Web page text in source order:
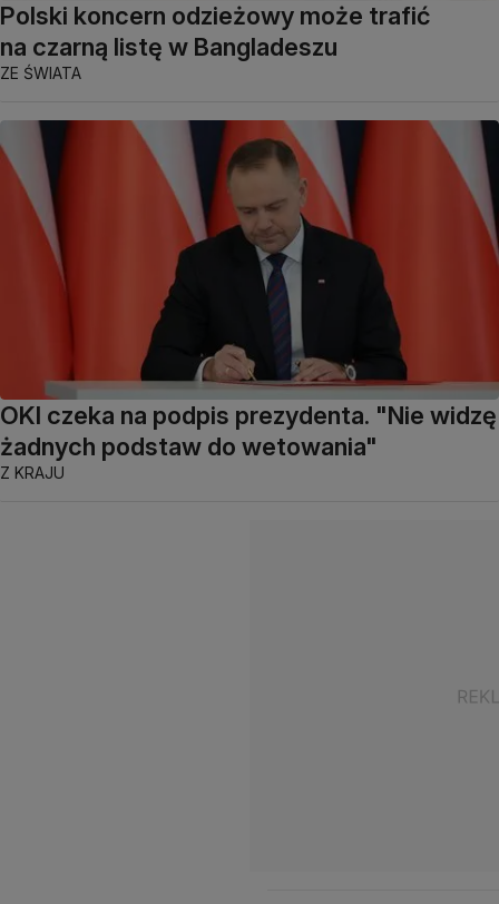
Polski koncern odzieżowy może trafić
na czarną listę w Bangladeszu
ZE ŚWIATA
OKI czeka na podpis prezydenta. "Nie widzę
żadnych podstaw do wetowania"
Z KRAJU